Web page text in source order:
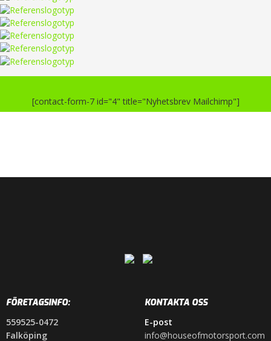
[contact-form-7 id="4" title="Nyhetsbrev Mailchimp"]
FÖRETAGSINFO:
559525-0472
Falköping
KONTAKTA OSS
E-post
info@houseofmotorsport.com